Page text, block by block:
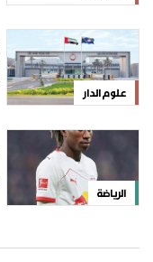
علوم الدار
الرياضة